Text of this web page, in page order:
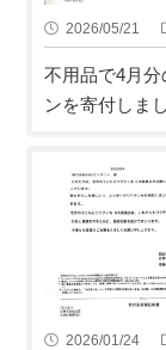
2026/05/21
不用品で4月分
ンを寄付しま
2026/01/24